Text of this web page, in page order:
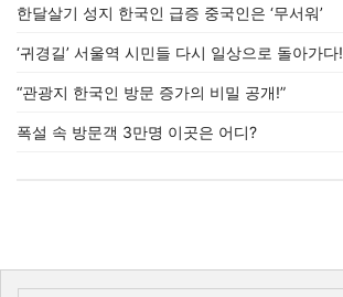
한달살기 성지 한국인 급증 중국인은 ‘무서워’
‘귀경길’ 서울역 시민들 다시 일상으로 돌아가다!
“관광지 한국인 방문 증가의 비밀 공개!”
폭설 속 방문객 3만명 이곳은 어디?